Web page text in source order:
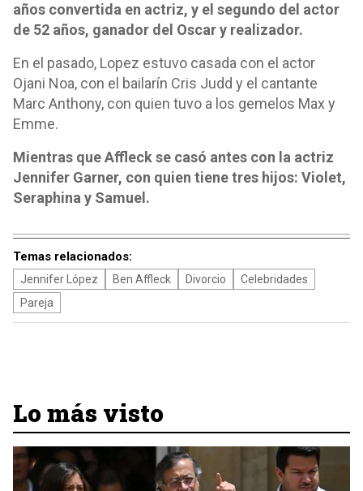
años convertida en actriz, y el segundo del actor
de 52 años, ganador del Oscar y realizador.
En el pasado, Lopez estuvo casada con el actor
Ojani Noa, con el bailarín Cris Judd y el cantante
Marc Anthony, con quien tuvo a los gemelos Max y
Emme.
Mientras que Affleck se casó antes con la actriz
Jennifer Garner, con quien tiene tres hijos: Violet,
Seraphina y Samuel.
Temas relacionados:
Jennifer López Ben Affleck Divorcio
Celebridades
Pareja
Lo más visto